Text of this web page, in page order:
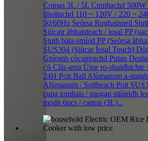
Comas 3L / 5L Cumhachd
bholtachd 110 ~ 120V / 220 ~
50/60Hz Seòrsa Roghainneil
Siùcair àbhaisteach / ìosal PP
Stuth bàta-smùid PP (Seòrsa
SUS304 (Siùcar Ìosal Touch)
Gnìomh còcaireachd Putan
/ 6 Clàr-ama Ùine ro-shuidhichte
24H Poit Ball Alùmanum a-
Alùmanum / Soitheach Poit
cupa tomhais / pasgan stiùiridh
modh 6pcs / carton (3L)...